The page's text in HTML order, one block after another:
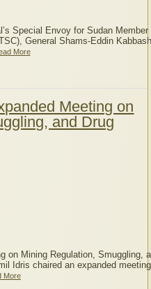
Special Envoy for Sudan Member
General Shams-Eddin
More
Meeting on
and Drug
on Mining Regulation, Smuggling,
Idris chaired an expanded
More